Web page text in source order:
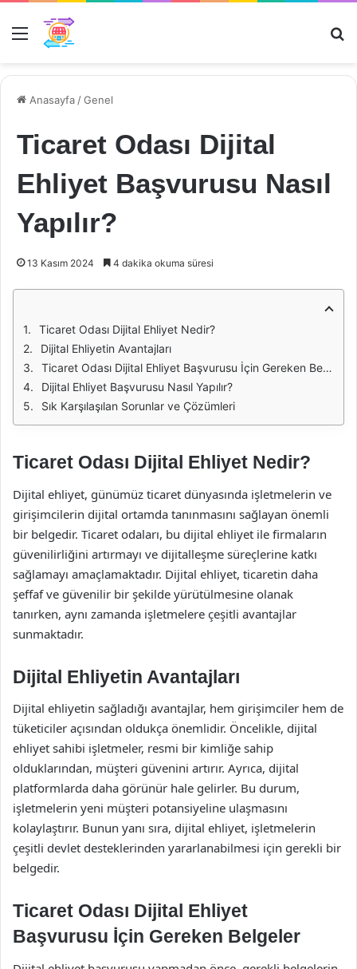
Menü
Anasayfa /Genel
Ticaret Odası Dijital
Ehliyet Başvurusu Nasıl
Yapılır?
13 Kasım 2024 4 dakika okuma süresi
Ticaret Odası Dijital Ehliyet Nedir?
Dijital Ehliyetin Avantajları
Ticaret Odası Dijital Ehliyet Başvurusu İçin Gereken Belgeler
Dijital Ehliyet Başvurusu Nasıl Yapılır?
Sık Karşılaşılan Sorunlar ve Çözümleri
Ticaret Odası Dijital Ehliyet Nedir?
Dijital ehliyet, günümüz ticaret dünyasında işletmelerin ve
girişimcilerin dijital ortamda tanınmasını sağlayan önemli
bir belgedir. Ticaret odaları, bu dijital ehliyet ile firmaların
güvenilirliğini artırmayı ve dijitalleşme süreçlerine katkı
sağlamayı amaçlamaktadır. Dijital ehliyet, ticaretin daha
şeffaf ve güvenilir bir şekilde yürütülmesine olanak
tanırken, aynı zamanda işletmelere çeşitli avantajlar
sunmaktadır.
Dijital Ehliyetin Avantajları
Dijital ehliyetin sağladığı avantajlar, hem girişimciler hem de
tüketiciler açısından oldukça önemlidir. Öncelikle, dijital
ehliyet sahibi işletmeler, resmi bir kimliğe sahip
olduklarından, müşteri güvenini artırır. Ayrıca, dijital
platformlarda daha görünür hale gelirler. Bu durum,
işletmelerin yeni müşteri potansiyeline ulaşmasını
kolaylaştırır. Bunun yanı sıra, dijital ehliyet, işletmelerin
çeşitli devlet desteklerinden yararlanabilmesi için gerekli bir
belgedir.
Ticaret Odası Dijital Ehliyet
Başvurusu İçin Gereken Belgeler